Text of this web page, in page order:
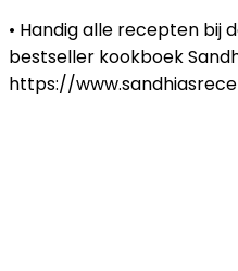
• Handig alle recepten bij
bestseller kookboek
https://